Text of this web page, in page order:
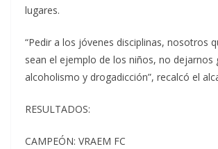
lugares.
“Pedir a los jóvenes disciplinas, nosotros
sean el ejemplo de los niños, no dejarnos
alcoholismo y drogadicción”, recalcó el
RESULTADOS:
CAMPEÓN: VRAEM FC